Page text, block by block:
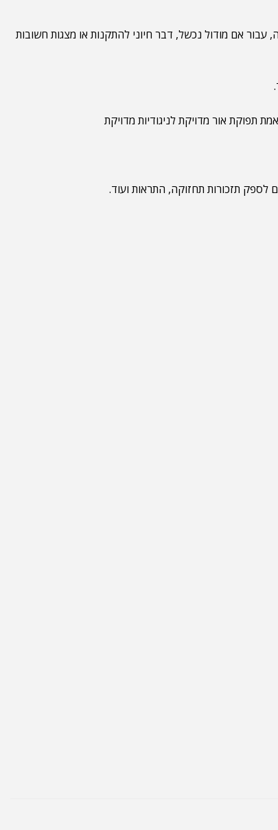
עבור אם מודול נכשל, דבר חיוני להתקנות או מצגות חשובות
תפוקת אור מדויקת לניגודיות מדויקת